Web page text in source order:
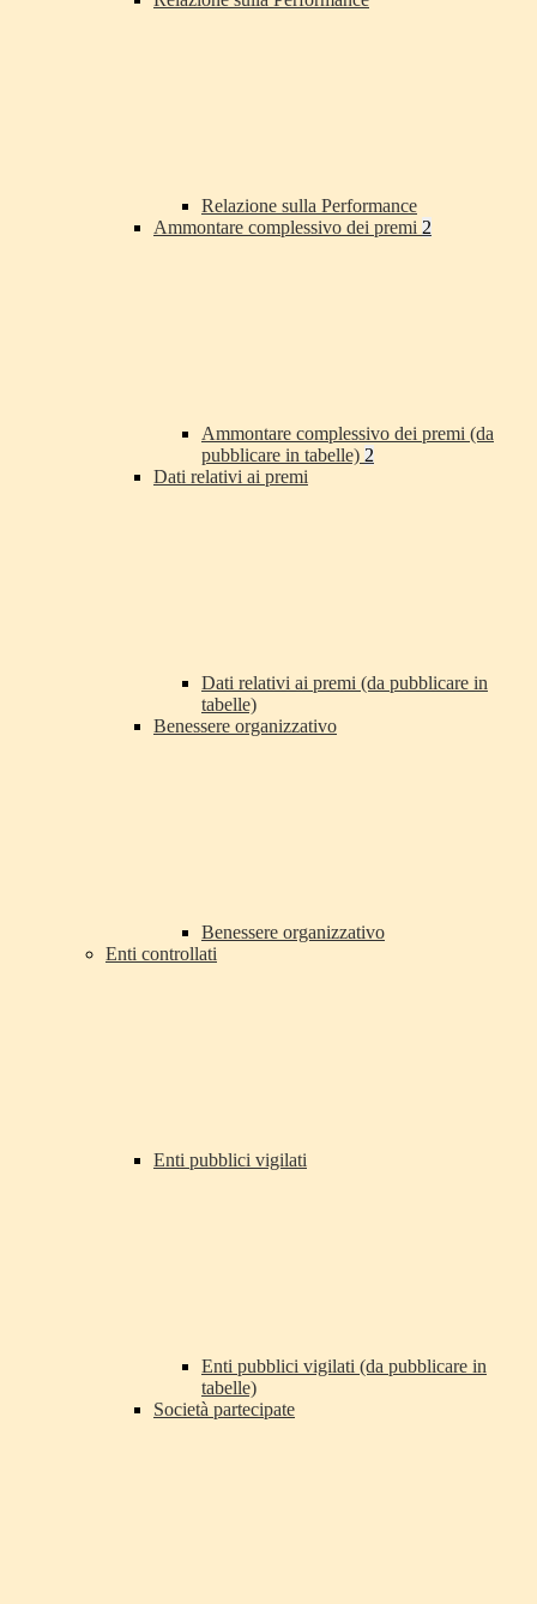
Relazione sulla Performance
Ammontare complessivo dei premi 2
Ammontare complessivo dei premi (da
pubblicare in tabelle) 2
Dati relativi ai premi
Dati relativi ai premi (da pubblicare in
tabelle)
Benessere organizzativo
Benessere organizzativo
Enti controllati
Enti pubblici vigilati
Enti pubblici vigilati (da pubblicare in
tabelle)
Società partecipate